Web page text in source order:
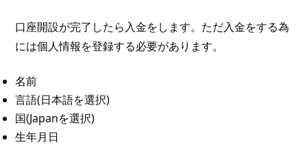
口座開設が完了したら入金をします。ただ入金をする為
には個人情報を登録する必要があります。
名前
言語(日本語を選択)
国(Japanを選択)
生年月日